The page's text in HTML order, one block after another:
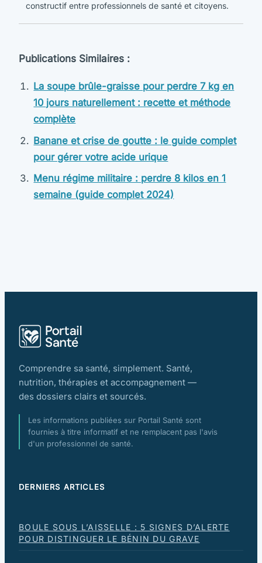
constructif entre professionnels de santé et citoyens.
Publications Similaires :
La soupe brûle-graisse pour perdre 7 kg en
10 jours naturellement : recette et méthode
complète
Banane et crise de goutte : le guide complet
pour gérer votre acide urique
Menu régime militaire : perdre 8 kilos en 1
semaine (guide complet 2024)
Comprendre sa santé, simplement. Santé,
nutrition, thérapies et accompagnement —
des dossiers clairs et sourcés.
Les informations publiées sur Portail Santé sont
fournies à titre informatif et ne remplacent pas l'avis
d'un professionnel de santé.
DERNIERS ARTICLES
BOULE SOUS L’AISSELLE : 5 SIGNES D’ALERTE
POUR DISTINGUER LE BÉNIN DU GRAVE